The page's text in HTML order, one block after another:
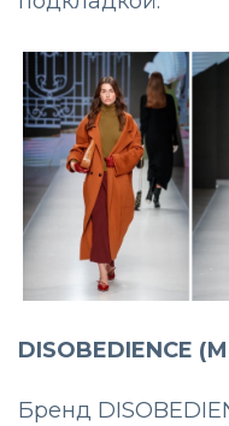
DISOBEDIENCE
Бренд